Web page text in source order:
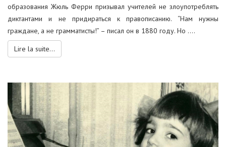
образования Жюль Ферри призывал учителей не злоупотреблять
диктантами и не придираться к правописанию. “Нам нужны
граждане, а не грамматисты!” – писал он в 1880 году. Но ....
Lire la suite...